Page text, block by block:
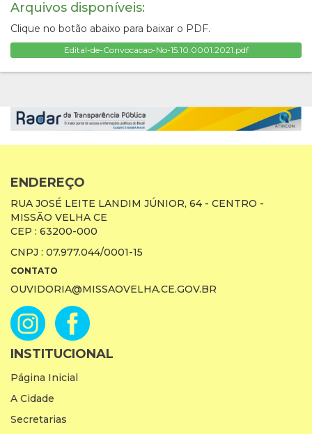
Arquivos disponíveis:
Clique no botão abaixo para baixar o PDF.
Edital-de-Convocacao-No-15.10.0001.2021.pdf
ENDEREÇO
RUA JOSÉ LEITE LANDIM JÚNIOR, 64 - CENTRO -
MISSÃO VELHA CE
CEP : 63200-000
CNPJ : 07.977.044/0001-15
CONTATO
OUVIDORIA@MISSAOVELHA.CE.GOV.BR
INSTITUCIONAL
Página Inicial
A Cidade
Secretarias